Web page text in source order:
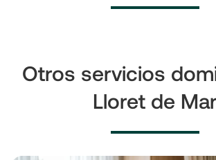
Otros servicios
Lloret de Mar